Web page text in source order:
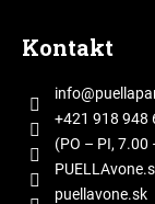
Kontakt
info@
+421 918 948
(PO – PI, 7.00
puellavone.sk